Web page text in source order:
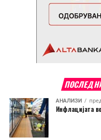
АНАЛИЗИ
Инфлацијата